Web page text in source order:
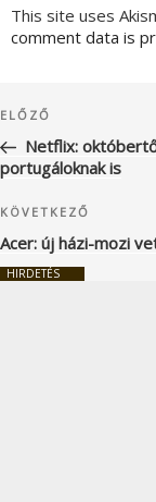
This site uses
comment data is
navigáció
Korábbi
bejegyzés
ELŐZŐ
Netflix:
portugáloknak is
Következő
bejegyzés
KÖVETKEZŐ
Acer: új házi-mozi
HIRDETÉS